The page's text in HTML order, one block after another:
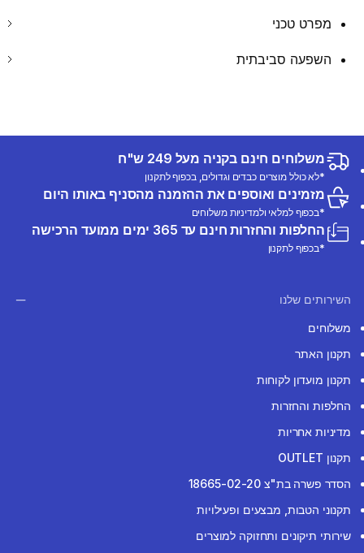
מפרט טכני
השפעה סביבתית
משלוחים חינם בקניה מעל 249 ש"ח
*לא כולל מוצרים כבדים וגדולים, בכפוף לתקנון
מזמינים ואוספים את ההזמנה מהסניף באותו היום
*בכפוף למלאי ולמדיניות משלוחים
החלפות והחזרות חינם עד 365 ימים ממועד הרכישה
*בכפוף לתקנון
השירותים שלנו
משלוחים
תקנון האתר
תקנון מועדון לקוחות
החלפות והחזרות
מדיניות אחריות
תקנון OUTLET
הסדר פשרה בת"צ 18665-02-20
תקנוני הטבות, מבצעים ופעילויות
שירותי תיקונים ותחזוקה למוצרים